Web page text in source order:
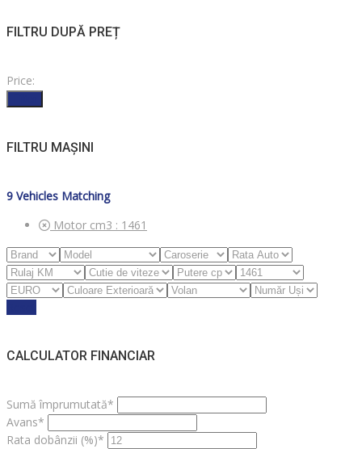
FILTRU DUPĂ PREȚ
Price:
FILTRU MAȘINI
9 Vehicles Matching
Motor cm3 : 1461
CALCULATOR FINANCIAR
Sumă împrumutată*
Avans*
Rata dobânzii (%)*